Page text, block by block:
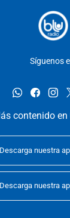
Síguenos
whatsapp
contenido en
Descarga nuestra
Descarga nuestra